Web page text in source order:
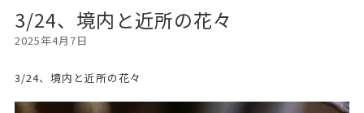
3/24、境内と近所の花々
2025年4月7日
3/24、境内と近所の花々